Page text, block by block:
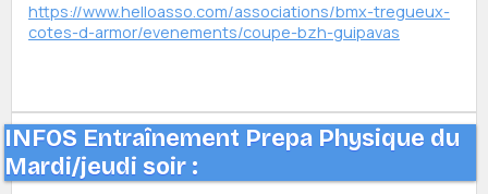
https://www.helloasso.com/associations/bmx-tregueux-
cotes-d-armor/evenements/coupe-bzh-guipavas
INFOS Entraînement Prepa Physique du
Mardi/jeudi soir :